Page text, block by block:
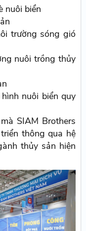
nuôi biển
trường sóng gió
nuôi trồng thủy
nuôi biển quy
SIAM Brothers
thông qua hệ
thủy sản hiện